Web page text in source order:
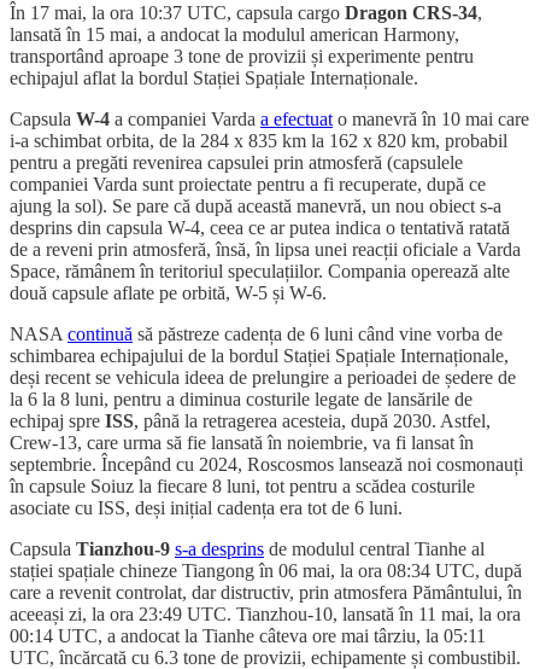
În 17 mai, la ora 10:37 UTC, capsula cargo Dragon CRS-34,
lansată în 15 mai, a andocat la modulul american Harmony,
transportând aproape 3 tone de provizii și experimente pentru
echipajul aflat la bordul Stației Spațiale Internaționale.
Capsula W-4 a companiei Varda a efectuat o manevră în 10 mai care
i-a schimbat orbita, de la 284 x 835 km la 162 x 820 km, probabil
pentru a pregăti revenirea capsulei prin atmosferă (capsulele
companiei Varda sunt proiectate pentru a fi recuperate, după ce
ajung la sol). Se pare că după această manevră, un nou obiect s-a
desprins din capsula W-4, ceea ce ar putea indica o tentativă ratată
de a reveni prin atmosferă, însă, în lipsa unei reacții oficiale a Varda
Space, rămânem în teritoriul speculațiilor. Compania operează alte
două capsule aflate pe orbită, W-5 și W-6.
NASA continuă să păstreze cadența de 6 luni când vine vorba de
schimbarea echipajului de la bordul Stației Spațiale Internaționale,
deși recent se vehicula ideea de prelungire a perioadei de ședere de
la 6 la 8 luni, pentru a diminua costurile legate de lansările de
echipaj spre ISS, până la retragerea acesteia, după 2030. Astfel,
Crew-13, care urma să fie lansată în noiembrie, va fi lansat în
septembrie. Începând cu 2024, Roscosmos lansează noi cosmonauți
în capsule Soiuz la fiecare 8 luni, tot pentru a scădea costurile
asociate cu ISS, deși inițial cadența era tot de 6 luni.
Capsula Tianzhou-9 s-a desprins de modulul central Tianhe al
stației spațiale chineze Tiangong în 06 mai, la ora 08:34 UTC, după
care a revenit controlat, dar distructiv, prin atmosfera Pământului, în
aceeași zi, la ora 23:49 UTC. Tianzhou-10, lansată în 11 mai, la ora
00:14 UTC, a andocat la Tianhe câteva ore mai târziu, la 05:11
UTC, încărcată cu 6.3 tone de provizii, echipamente și combustibil.